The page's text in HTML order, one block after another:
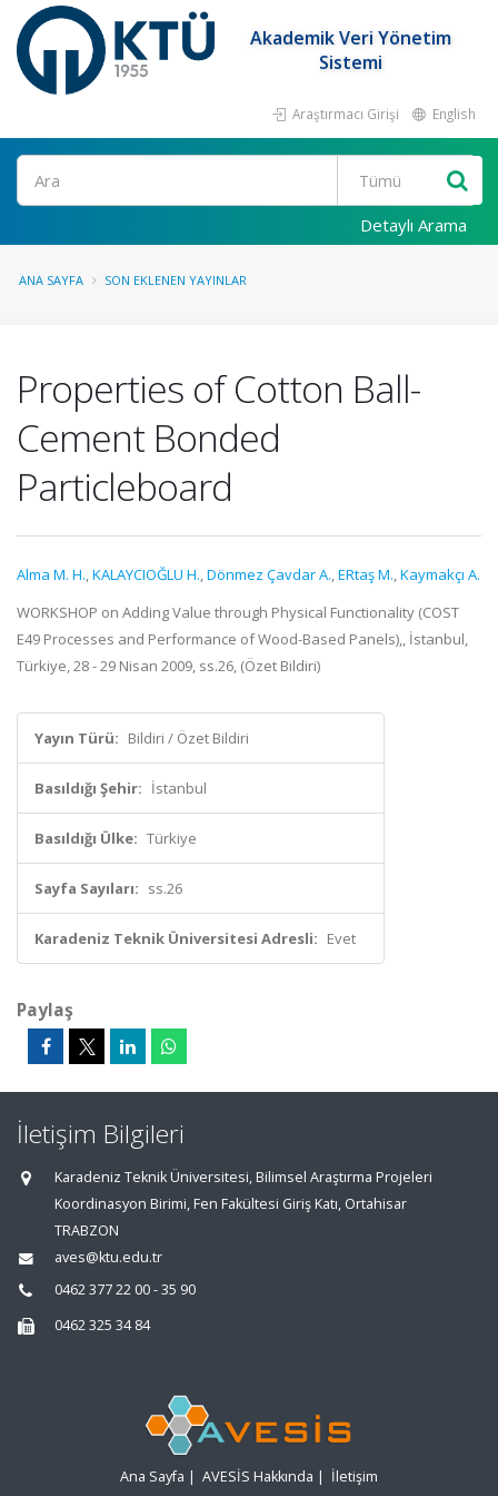
Akademik Veri Yönetim
Sistemi
Araştırmacı Girişi English
Ara
Detaylı Arama
ANA SAYFA SON EKLENEN YAYINLAR
Properties of Cotton Ball-
Cement Bonded
Particleboard
Alma M. H.,KALAYCIOĞLU H.,Dönmez Çavdar A.,ERtaş M.,Kaymakçı A.
WORKSHOP on Adding Value through Physical Functionality (COST
E49 Processes and Performance of Wood-Based Panels),, İstanbul,
Türkiye, 28 - 29 Nisan 2009, ss.26, (Özet Bildiri)
Yayın Türü: Bildiri / Özet Bildiri
Basıldığı Şehir: İstanbul
Basıldığı Ülke: Türkiye
Sayfa Sayıları: ss.26
Karadeniz Teknik Üniversitesi Adresli: Evet
Paylaş
İletişim Bilgileri
Karadeniz Teknik Üniversitesi, Bilimsel Araştırma Projeleri
Koordinasyon Birimi, Fen Fakültesi Giriş Katı, Ortahisar
TRABZON
aves@ktu.edu.tr
0462 377 22 00 - 35 90
0462 325 34 84
Ana Sayfa | AVESİS Hakkında | İletişim